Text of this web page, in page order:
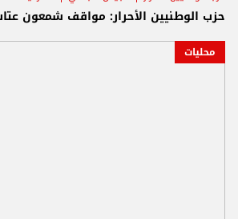
حزب الوطنيين الأحرار: مواقف شمعون
محليات